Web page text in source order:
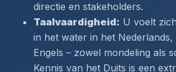
directie en stakeholders.
Taalvaardigheid: U voelt
in het water in het Nederlands,
Engels – zowel mondeling als
Kennis van het Duits is een